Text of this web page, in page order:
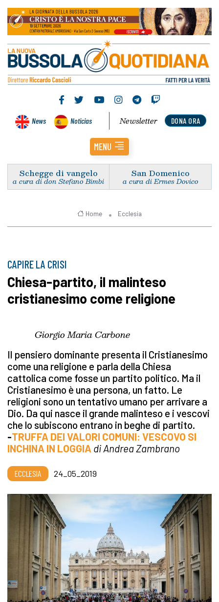
News Noticias DONA ORA
Newsletter
MENU
Schegge di vangelo
a cura di don Stefano Bimbi
San Domenico
a cura di Ermes Dovico
Home Ecclesia
CAPIRE LA CRISI
Chiesa-partito, il malinteso
cristianesimo come religione
Giorgio Maria Carbone
Il pensiero dominante presenta il Cristianesimo
come una religione e parla della Chiesa
cattolica come fosse un partito politico. Ma il
Cristianesimo è una persona, un fatto. Le
religioni sono un tentativo umano per arrivare a
Dio. Da qui nasce il grande malinteso e i vescovi
che lo subiscono entrano in beghe di partito.
-TRUFFA DEI VALORI COMUNI: VESCOVO SI
INCHINA IN LOGGIA di Andrea Zambrano
ECCLESIA 24_05_2019